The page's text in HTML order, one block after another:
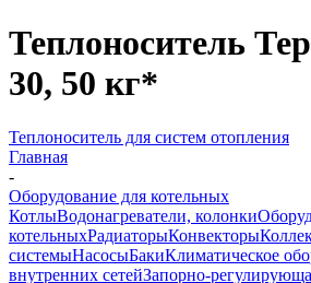
Теплоноситель
30, 50 кг*
Теплоноситель для систем отопления
Главная
-
Оборудование для котельных
КотлыВодонагреватели, колонки
котельныхРадиаторыКонвекторы
системыНасосыБакиКлиматическое
внутренних сетейЗапорно-